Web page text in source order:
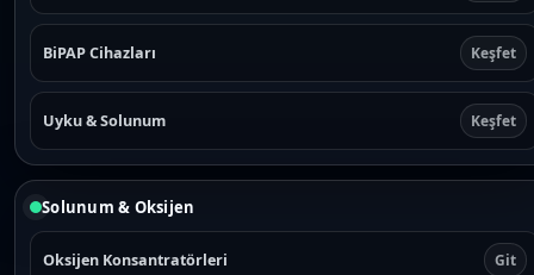
BiPAP Cihazları Keşfet
Uyku & Solunum Keşfet
Solunum & Oksijen
Oksijen Konsantratörleri Git